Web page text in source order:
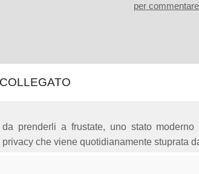
per
prenderli a frustate, uno stato moderno
che viene quotidianamente stuprata